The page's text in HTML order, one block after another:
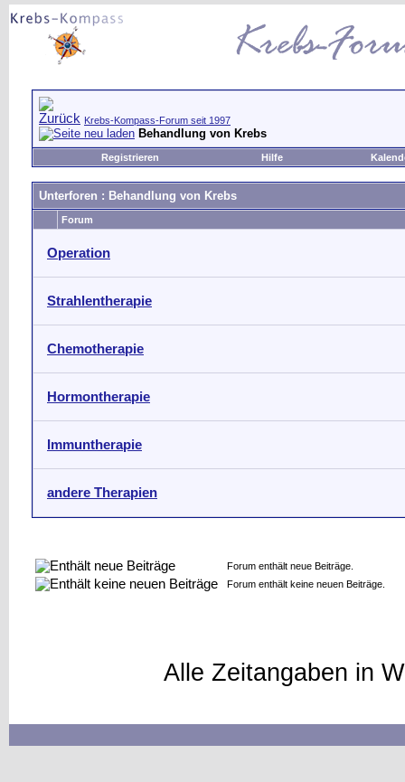
Krebs-Kompass-Forum seit 1997
Behandlung von Krebs
Registrieren Hilfe
Unterforen : Behandlung von Krebs
Forum
Operation
Strahlentherapie
Chemotherapie
Hormontherapie
Immuntherapie
andere Therapien
Forum enthält neue Beiträge.
Forum enthält keine neuen Beiträge.
Alle Zeitangaben in